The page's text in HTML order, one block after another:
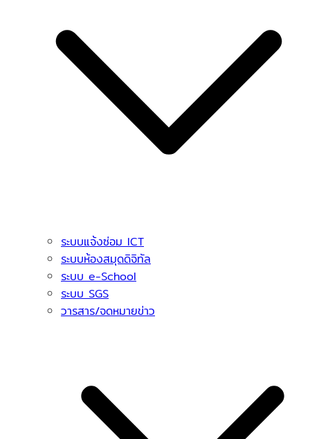
ระบบแจ้งซ่อม ICT
ระบบห้องสมุดดิจิทัล
ระบบ e-School
ระบบ SGS
วารสาร/จดหมายข่าว